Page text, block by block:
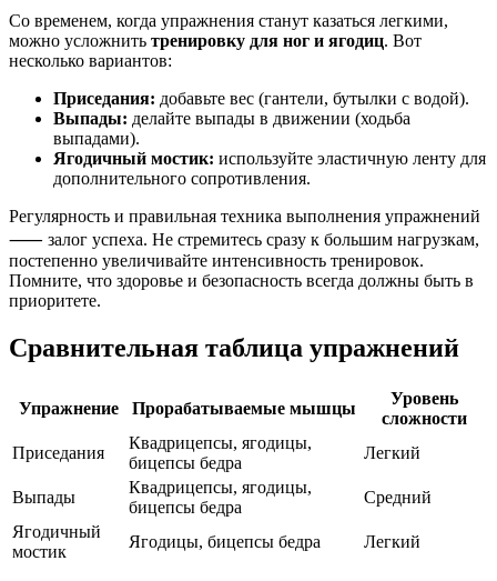
Со временем, когда упражнения станут казаться легкими,
можно усложнить тренировку для ног и ягодиц. Вот
несколько вариантов:
Приседания: добавьте вес (гантели, бутылки с водой).
Выпады: делайте выпады в движении (ходьба
выпадами).
Ягодичный мостик: используйте эластичную ленту для
дополнительного сопротивления.
Регулярность и правильная техника выполнения упражнений
⸺ залог успеха. Не стремитесь сразу к большим нагрузкам,
постепенно увеличивайте интенсивность тренировок.
Помните, что здоровье и безопасность всегда должны быть в
приоритете.
Сравнительная таблица упражнений
Упражнение Прорабатываемые мышцы
Уровень
сложности
Приседания
Квадрицепсы, ягодицы,
бицепсы бедра
Легкий
Выпады
Квадрицепсы, ягодицы,
бицепсы бедра
Средний
Ягодичный
мостик
Ягодицы, бицепсы бедра Легкий